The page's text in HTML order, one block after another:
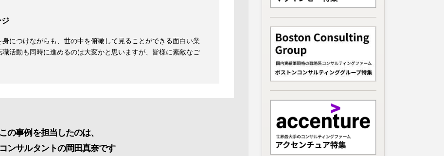
ジ
につけながらも、世の中を俯瞰して見ることができる面白い業
活動も同時に進めるのは大変かと思いますが、皆様に素敵なご
この事例を担当したのは、
ンサルタントの岡田真奈です